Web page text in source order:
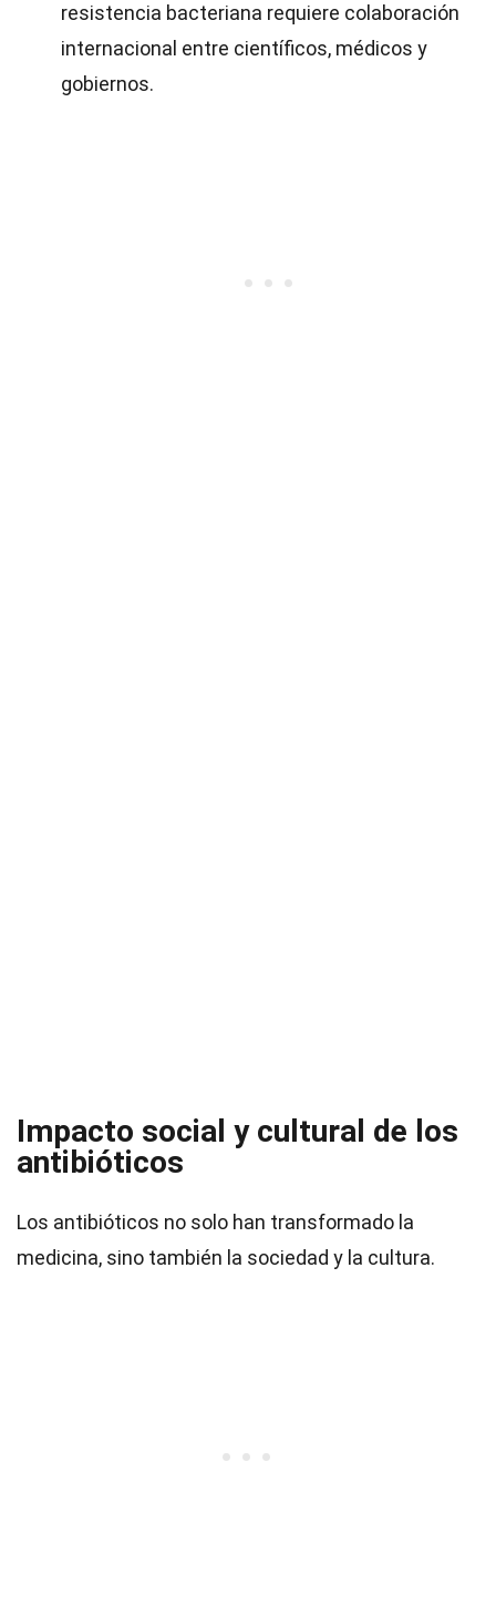
resistencia bacteriana requiere colaboración
internacional entre científicos, médicos y
gobiernos.
Impacto social y cultural de los
antibióticos
Los antibióticos no solo han transformado la
medicina, sino también la sociedad y la cultura.